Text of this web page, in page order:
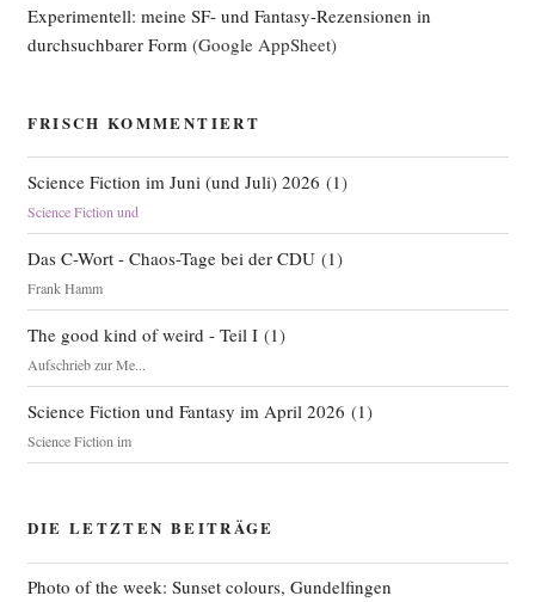
Experimentell: meine SF- und Fantasy-Rezensionen in
durchsuchbarer Form (Google AppSheet)
FRISCH KOMMENTIERT
Science Fiction im Juni (und Juli) 2026 (1)
Science Fiction und
Das C-Wort - Chaos-Tage bei der CDU(1)
Frank Hamm
The good kind of weird - Teil I(1)
Aufschrieb zur Me...
Science Fiction und Fantasy im April 2026 (1)
Science Fiction im
DIE LETZTEN BEITRÄGE
Photo of the week: Sunset colours, Gundelfingen